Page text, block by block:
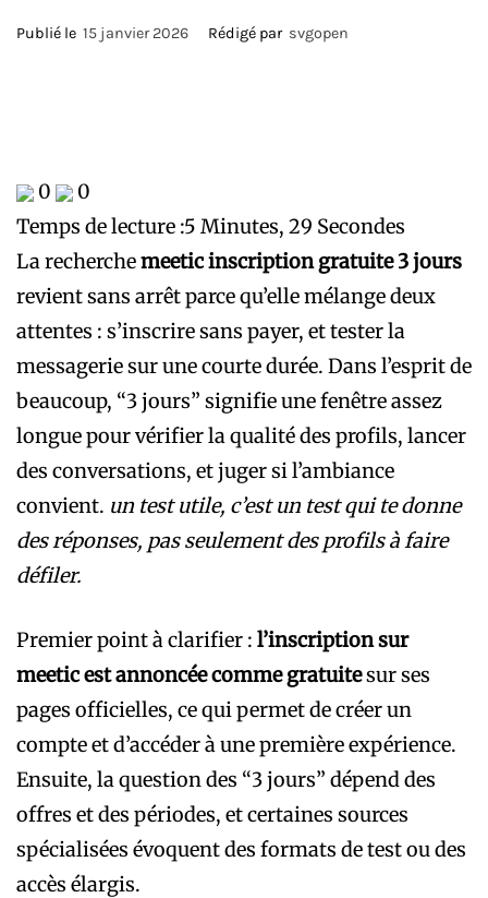
Publié le 15 janvier 2026 Rédigé par svgopen
0
0
Temps de lecture :5 Minutes, 29 Secondes
La recherchemeetic inscription gratuite 3 jours
revient sans arrêt parce qu’elle mélange deux
attentes : s’inscrire sans payer, et tester la
messagerie sur une courte durée. Dans l’esprit de
beaucoup, “3 jours” signifie une fenêtre assez
longue pour vérifier la qualité des profils, lancer
des conversations, et juger si l’ambiance
convient. un test utile, c’est un test qui te donne
des réponses, pas seulement des profils à faire
défiler.
Premier point à clarifier : l’inscription sur
meetic est annoncée comme gratuitesur ses
pages officielles, ce qui permet de créer un
compte et d’accéder à une première expérience.
Ensuite, la question des “3 jours” dépend des
offres et des périodes, et certaines sources
spécialisées évoquent des formats de test ou des
accès élargis.